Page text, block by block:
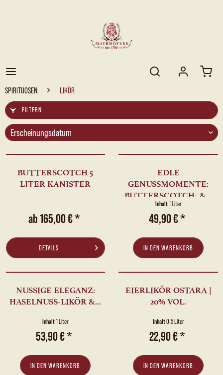
SPIRITUOSEN LIKÖR
FILTERN
BUTTERSCOTCH 5
LITER KANISTER
ab 165,00 € *
DETAILS
EDLE
GENUSSMOMENTE:
BUTTERSCOTCH- &...
Inhalt1 Liter
49,90 € *
IN DEN WARENKORB
NUSSIGE ELEGANZ:
HASELNUSS-LIKÖR &...
Inhalt1 Liter
53,90 € *
IN DEN WARENKORB
EIERLIKÖR OSTARA |
20% VOL.
Inhalt0.5 Liter
22,90 € *
IN DEN WARENKORB